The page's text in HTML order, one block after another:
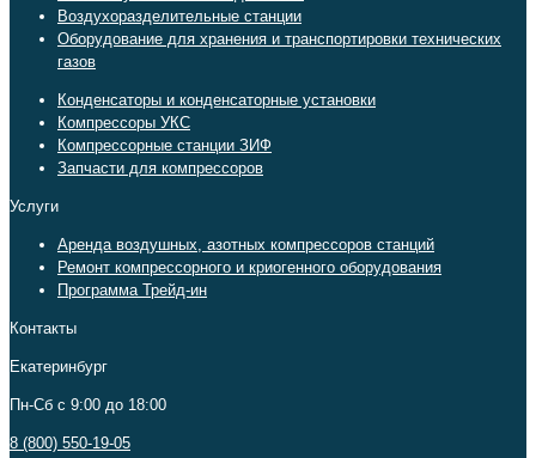
Воздухоразделительные станции
Оборудование для хранения и транспортировки технических
газов
Конденсаторы и конденсаторные установки
Компрессоры УКС
Компрессорные станции ЗИФ
Запчасти для компрессоров
Услуги
Аренда воздушных, азотных компрессоров станций
Ремонт компрессорного и криогенного оборудования
Программа Трейд-ин
Контакты
Екатеринбург
Пн-Сб c 9:00 до 18:00
8 (800) 550-19-05